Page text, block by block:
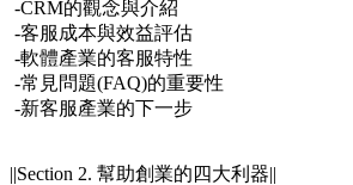
-CRM的觀念與介紹
-客服成本與效益評估
-軟體產業的客服特性
-常見問題(FAQ)的重要性
-新客服產業的下一步
||Section 2. 幫助創業的 四大利器||